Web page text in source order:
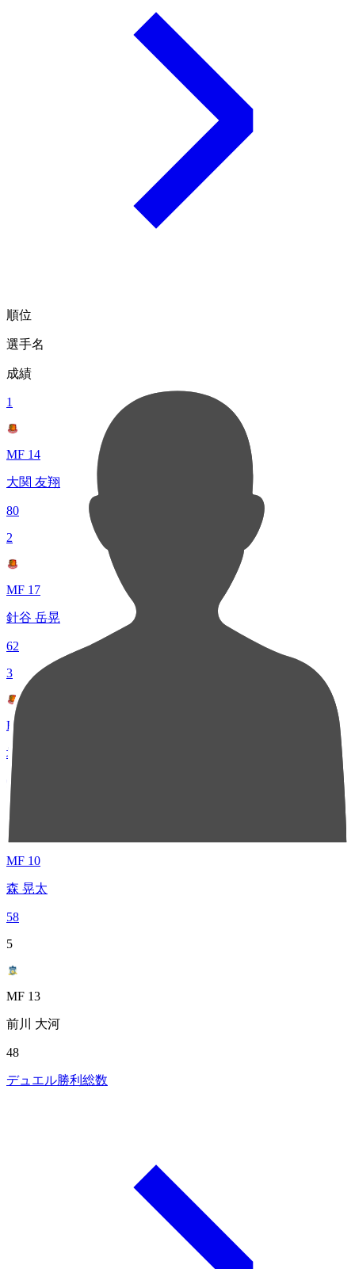
順位
選手名
成績
1
MF 14
大関 友翔
80
2
MF 17
針谷 岳晃
62
3
FW 7
塩浜 遼
60
4
MF 10
森 晃太
58
5
MF 13
前川 大河
48
デュエル勝利総数